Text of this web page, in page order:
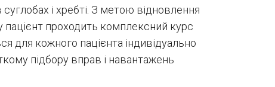
і хребті. З метою відновлення
пацієнт проходить комплексний курс
для кожного пацієнта індивідуально
підбору вправ і навантажень